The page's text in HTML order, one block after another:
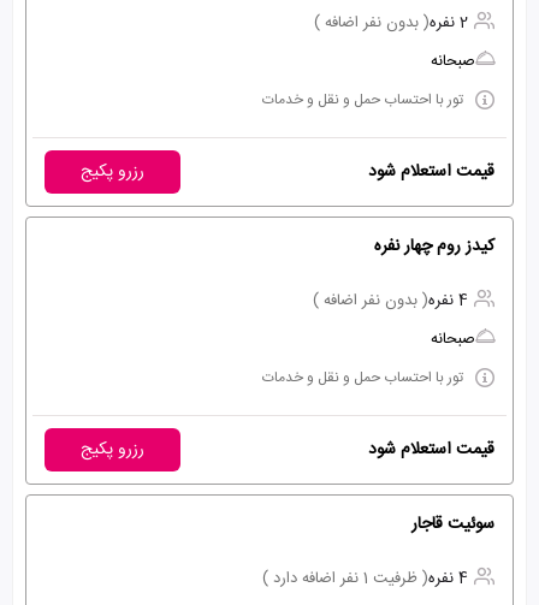
2 نفره
( بدون نفر اضافه )
صبحانه
تور با احتساب حمل و نقل و خدمات
قیمت استعلام شود رزرو پکیج
کیدز روم چهار نفره
4 نفره
( بدون نفر اضافه )
صبحانه
تور با احتساب حمل و نقل و خدمات
قیمت استعلام شود رزرو پکیج
سوئیت قاجار
4 نفره
( ظرفیت 1 نفر اضافه دارد )